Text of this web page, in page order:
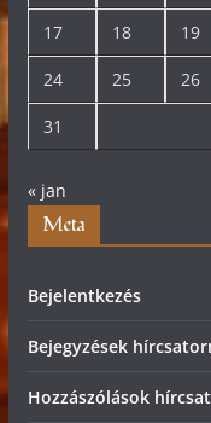
17 18 19
24 25 26
31
« jan
Meta
Bejelentkezés
Bejegyzések
Hozzászólások